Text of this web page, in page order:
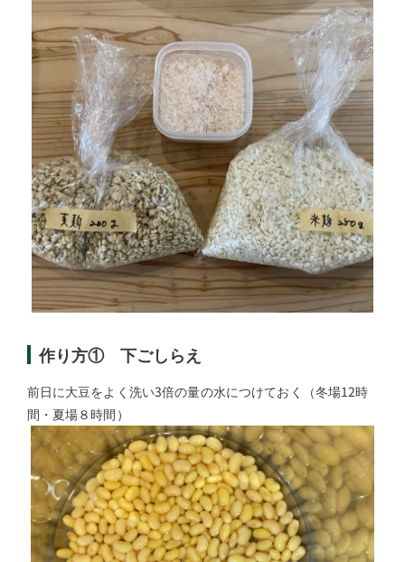
作り方① 下ごしらえ
前日に大豆をよく洗い3倍の量の水につけておく（冬場12時
間・夏場８時間）